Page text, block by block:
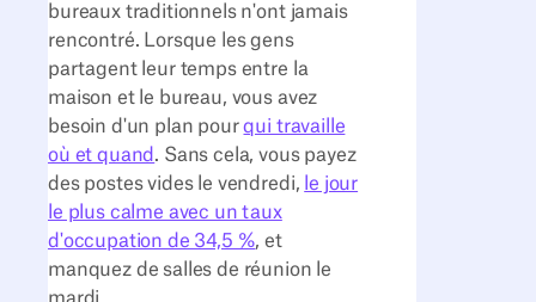
bureaux traditionnels n'ont jamais
rencontré. Lorsque les gens
partagent leur temps entre la
maison et le bureau, vous avez
besoin d'un plan pourqui travaille
où et quand . Sans cela, vous payez
des postes vides le vendredi, le jour
le plus calme avec un taux
d'occupation de 34,5 %, et
manquez de salles de réunion le